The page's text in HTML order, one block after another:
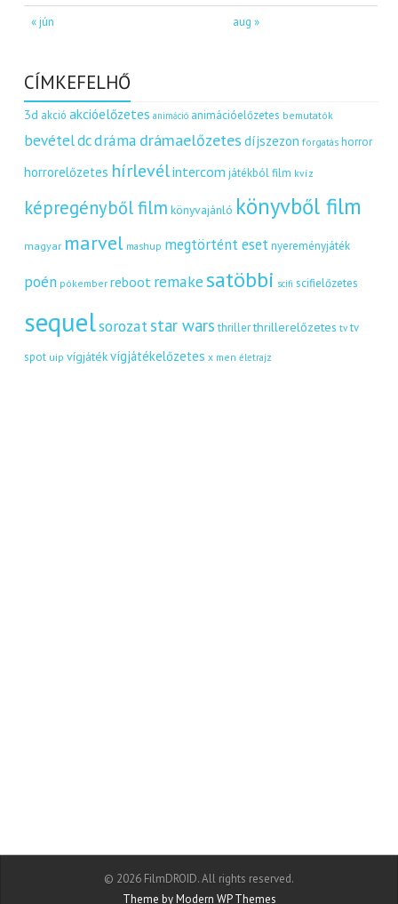
« jún aug »
CÍMKEFELHŐ
3d akció akcióelőzetes animáció animációelőzetes bemutatók
bevételdcdráma drámaelőzetes díjszezon forgatás horror
horrorelőzetes hírlevélintercom játékból film kvíz
képregényből film könyvajánló könyvből film
magyar marvel mashup megtörtént eset nyereményjáték
poén pókember reboot remakesatöbbi scifi scifielőzetes
sequelsorozat star wars thriller thrillerelőzetes tv tv
spot uip vígjátékvígjátékelőzetes x men életrajz
© 2026 FilmDROID. All rights reserved.
Theme by Modern WP Themes